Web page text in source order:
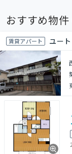
おすすめ物件
賃貸アパート ユー